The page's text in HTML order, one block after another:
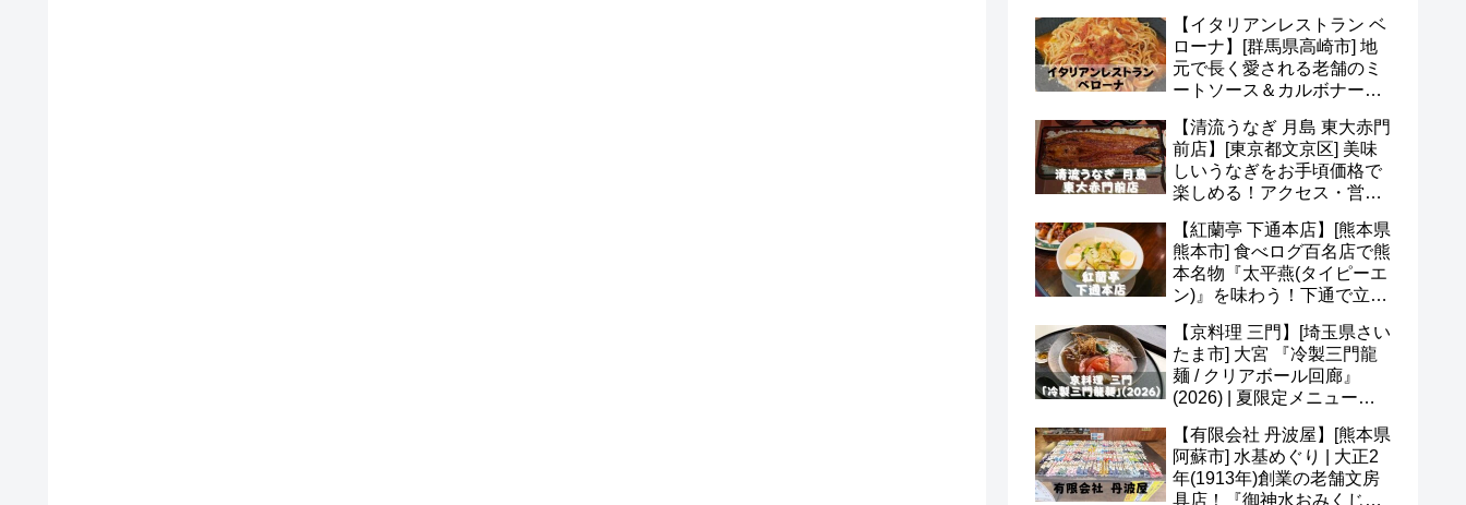
ど(^o^)
【イタリアンレストラン ベ
ローナ】[群馬県高崎市] 地
元で長く愛される老舗のミ
ートソース＆カルボナー
ニュー・予約など(*^^*)
【清流うなぎ 月島 東大赤門
前店】[東京都文京区] 美味
しいうなぎをお手頃価格で
楽しめる！アクセス・営業
予約など(^^)
【紅蘭亭 下通本店】[熊本県
熊本市] 食べログ百名店で熊
本名物『太平燕(タイピーエ
ン)』を味わう！下通で立ち
【京料理 三門】[埼玉県さい
たま市] 大宮 『冷製三門龍
麺 / クリアボール回廊』
(2026) | 夏限定メニュー＆
【有限会社 丹波屋】[熊本県
阿蘇市] 水基めぐり | 大正2
年(1913年)創業の老舗文房
具店！『御神水おみくじ』